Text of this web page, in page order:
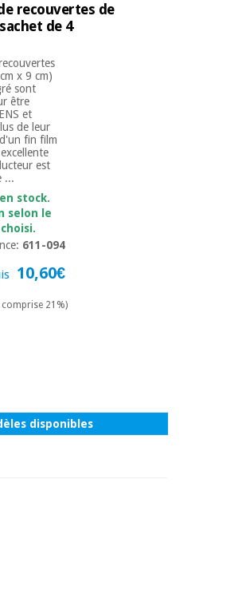
recouvertes de
de 4
x 9 cm)
sont
être
et
de leur
fin film
est
...
stock.
selon le
611-094
10,60€
comprise 21%)
disponibles